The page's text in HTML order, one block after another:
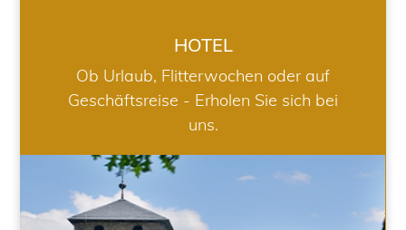
HOTEL
Ob Urlaub, Flitterwochen oder auf
Geschäftsreise - Erholen Sie sich bei
uns.